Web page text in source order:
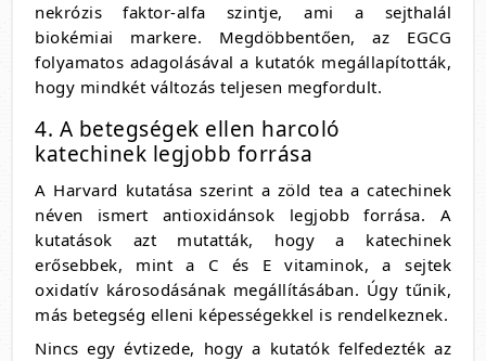
nekrózis faktor-alfa szintje, ami a sejthalál
biokémiai markere. Megdöbbentően, az EGCG
folyamatos adagolásával a kutatók megállapították,
hogy mindkét változás teljesen megfordult.
4. A betegségek ellen harcoló
katechinek legjobb forrása
A Harvard kutatása szerint a zöld tea a catechinek
néven ismert antioxidánsok legjobb forrása. A
kutatások azt mutatták, hogy a katechinek
erősebbek, mint a C és E vitaminok, a sejtek
oxidatív károsodásának megállításában. Úgy tűnik,
más betegség elleni képességekkel is rendelkeznek.
Nincs egy évtizede, hogy a kutatók felfedezték az